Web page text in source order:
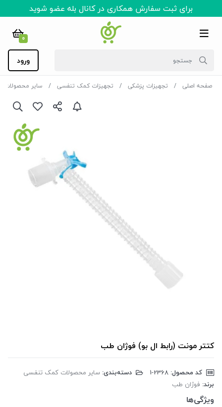
برای ثبت سفارش همکاری در کانال بله عضو شوید
0
ورود
صفحه اصلی تجهیزات پزشکی تجهیزات کمک تنفسی سایر
کتتر مونت (رابط ال بو) فوژان طب
کد محصول: دسته‌بندی: سایر محصولات کمک تنفسی
برند: فوژان طب
ویژگی‌ها